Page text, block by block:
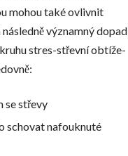
mohou také ovlivnit
významný dopad
stres-střevní obtíže-
se střevy
schovat nafouknuté